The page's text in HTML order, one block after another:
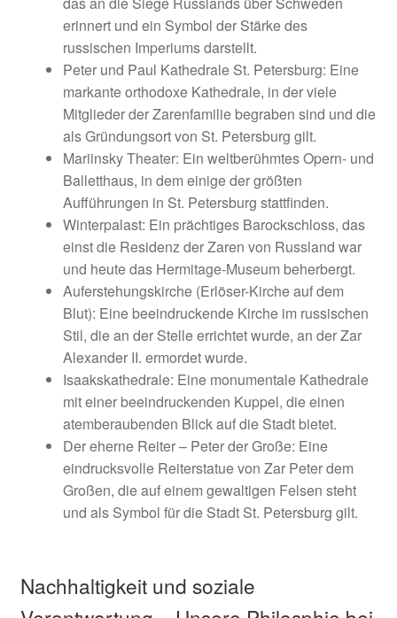
erinnert und ein Symbol der Stärke des
russischen Imperiums darstellt.
Peter und Paul Kathedrale St. Petersburg: Eine
markante orthodoxe Kathedrale, in der viele
Mitglieder der Zarenfamilie begraben sind und die
als Gründungsort von St. Petersburg gilt.
Mariinsky Theater: Ein weltberühmtes Opern- und
Balletthaus, in dem einige der größten
Aufführungen in St. Petersburg stattfinden.
Winterpalast: Ein prächtiges Barockschloss, das
einst die Residenz der Zaren von Russland war
und heute das Hermitage-Museum beherbergt.
Auferstehungskirche (Erlöser-Kirche auf dem
Blut): Eine beeindruckende Kirche im russischen
Stil, die an der Stelle errichtet wurde, an der Zar
Alexander II. ermordet wurde.
Isaakskathedrale: Eine monumentale Kathedrale
mit einer beeindruckenden Kuppel, die einen
atemberaubenden Blick auf die Stadt bietet.
Der eherne Reiter – Peter der Große: Eine
eindrucksvolle Reiterstatue von Zar Peter dem
Großen, die auf einem gewaltigen Felsen steht
und als Symbol für die Stadt St. Petersburg gilt.
Nachhaltigkeit und soziale